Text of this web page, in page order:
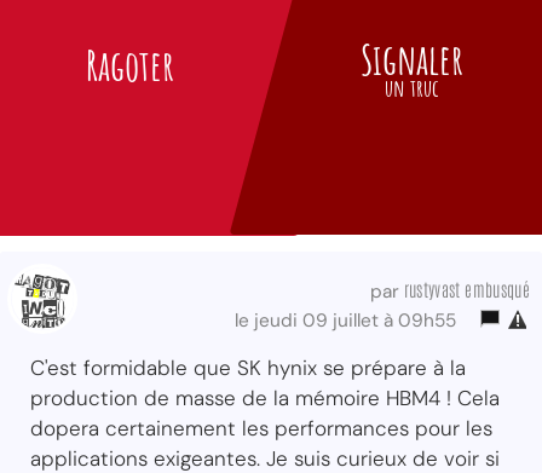
Ragoter Signaler
un truc
par rustyvast embusqué
le jeudi 09 juillet à 09h55
C'est formidable que SK hynix se prépare à la
production de masse de la mémoire HBM4 ! Cela
dopera certainement les performances pour les
applications exigeantes. Je suis curieux de voir si